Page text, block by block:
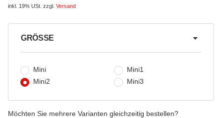
inkl. 19% USt. zzgl. Versand
GRÖSSE
Mini
Mini1
Mini2
Mini3
Möchten Sie mehrere Varianten gleichzeitig bestellen?